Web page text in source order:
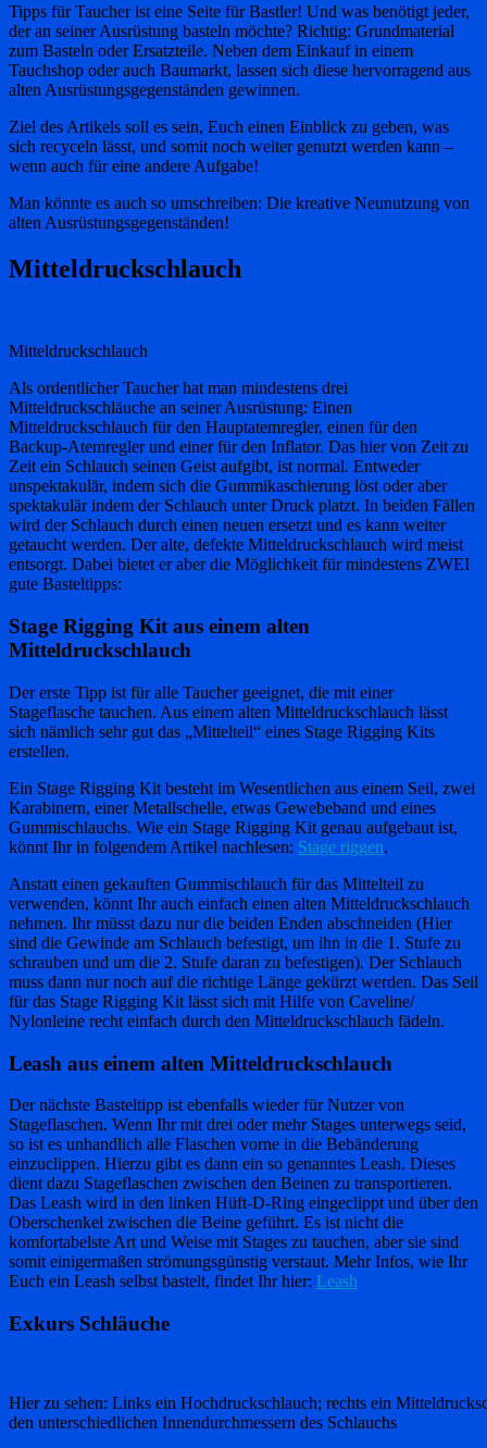
Tipps für Taucher ist eine Seite für Bastler! Und was benötigt jeder,
der an seiner Ausrüstung basteln möchte? Richtig: Grundmaterial
zum Basteln oder Ersatzteile. Neben dem Einkauf in einem
Tauchshop oder auch Baumarkt, lassen sich diese hervorragend aus
alten Ausrüstungsgegenständen gewinnen.
Ziel des Artikels soll es sein, Euch einen Einblick zu geben, was
sich recyceln lässt, und somit noch weiter genutzt werden kann –
wenn auch für eine andere Aufgabe!
Man könnte es auch so umschreiben: Die kreative Neunutzung von
alten Ausrüstungsgegenständen!
Mitteldruckschlauch
Mitteldruckschlauch
Als ordentlicher Taucher hat man mindestens drei
Mitteldruckschläuche an seiner Ausrüstung: Einen
Mitteldruckschlauch für den Hauptatemregler, einen für den
Backup-Atemregler und einer für den Inflator. Das hier von Zeit zu
Zeit ein Schlauch seinen Geist aufgibt, ist normal. Entweder
unspektakulär, indem sich die Gummikaschierung löst oder aber
spektakulär indem der Schlauch unter Druck platzt. In beiden Fällen
wird der Schlauch durch einen neuen ersetzt und es kann weiter
getaucht werden. Der alte, defekte Mitteldruckschlauch wird meist
entsorgt. Dabei bietet er aber die Möglichkeit für mindestens ZWEI
gute Basteltipps:
Stage Rigging Kit aus einem alten
Mitteldruckschlauch
Der erste Tipp ist für alle Taucher geeignet, die mit einer
Stageflasche tauchen. Aus einem alten Mitteldruckschlauch lässt
sich nämlich sehr gut das „Mittelteil“ eines Stage Rigging Kits
erstellen.
Ein Stage Rigging Kit besteht im Wesentlichen aus einem Seil, zwei
Karabinern, einer Metallschelle, etwas Gewebeband und eines
Gummischlauchs. Wie ein Stage Rigging Kit genau aufgebaut ist,
könnt Ihr in folgendem Artikel nachlesen: Stage riggen.
Anstatt einen gekauften Gummischlauch für das Mittelteil zu
verwenden, könnt Ihr auch einfach einen alten Mitteldruckschlauch
nehmen. Ihr müsst dazu nur die beiden Enden abschneiden (Hier
sind die Gewinde am Schlauch befestigt, um ihn in die 1. Stufe zu
schrauben und um die 2. Stufe daran zu befestigen). Der Schlauch
muss dann nur noch auf die richtige Länge gekürzt werden. Das Seil
für das Stage Rigging Kit lässt sich mit Hilfe von Caveline/
Nylonleine recht einfach durch den Mitteldruckschlauch fädeln.
Leash aus einem alten Mitteldruckschlauch
Der nächste Basteltipp ist ebenfalls wieder für Nutzer von
Stageflaschen. Wenn Ihr mit drei oder mehr Stages unterwegs seid,
so ist es unhandlich alle Flaschen vorne in die Bebänderung
einzuclippen. Hierzu gibt es dann ein so genanntes Leash. Dieses
dient dazu Stageflaschen zwischen den Beinen zu transportieren.
Das Leash wird in den linken Hüft-D-Ring eingeclippt und über den
Oberschenkel zwischen die Beine geführt. Es ist nicht die
komfortabelste Art und Weise mit Stages zu tauchen, aber sie sind
somit einigermaßen strömungsgünstig verstaut. Mehr Infos, wie Ihr
Euch ein Leash selbst bastelt, findet Ihr hier: Leash
Exkurs Schläuche
Hier zu sehen: Links ein Hochdruckschlauch; rechts ein
den unterschiedlichen Innendurchmessern des Schlauchs